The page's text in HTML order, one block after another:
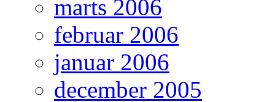
marts 2006
februar 2006
januar 2006
december 2005